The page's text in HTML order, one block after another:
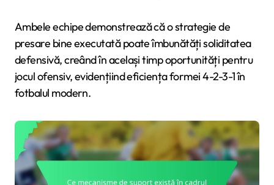
Ambele echipe demonstrează că o strategie de
presare bine executată poate îmbunătăți soliditatea
defensivă, creând în același timp oportunități pentru
jocul ofensiv, evidențiind eficiența formei 4-2-3-1 în
fotbalul modern.